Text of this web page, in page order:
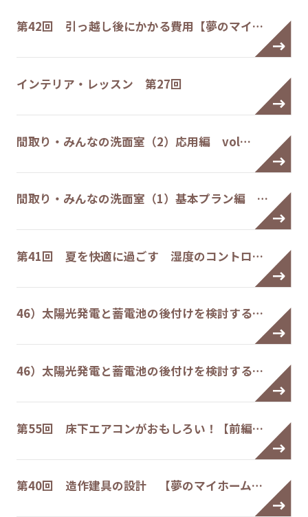
第42回 引っ越し後にかかる費用【夢のマイ…
インテリア・レッスン 第27回
間取り・みんなの洗面室（2）応用編 vol…
間取り・みんなの洗面室（1）基本プラン編 …
第41回 夏を快適に過ごす 湿度のコントロ…
46）太陽光発電と蓄電池の後付けを検討する…
46）太陽光発電と蓄電池の後付けを検討する…
第55回 床下エアコンがおもしろい！【前編…
第40回 造作建具の設計 【夢のマイホーム…